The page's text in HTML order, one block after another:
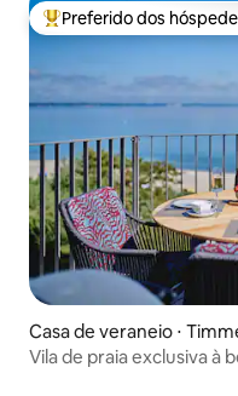
Entre os melhores
Preferido dos
Casa de veraneio ⋅
Vila de praia exclusiva à